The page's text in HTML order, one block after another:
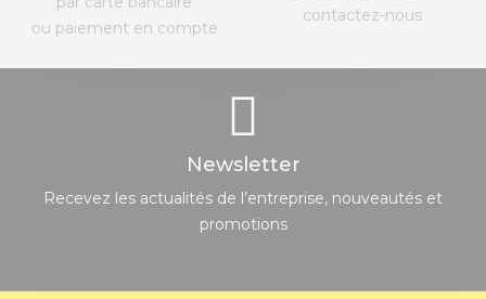
ou paiement en compte
contactez-nous
Newsletter
Recevez les actualités de l’entreprise, nouveautés et
promotions